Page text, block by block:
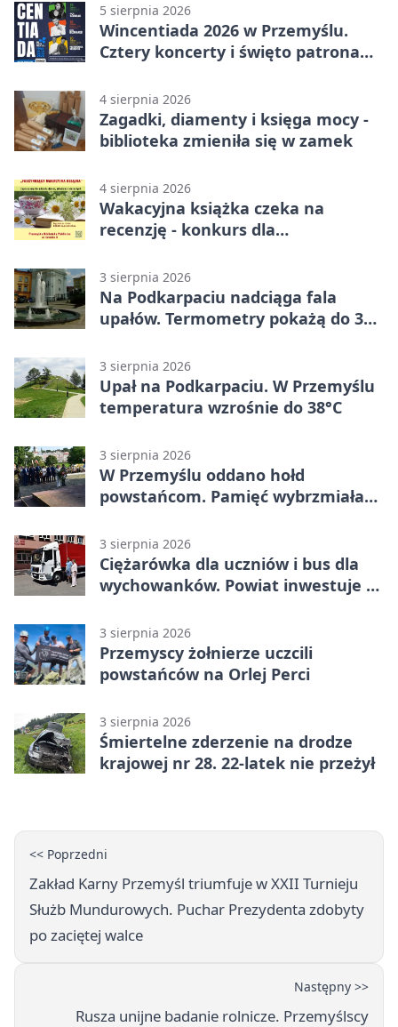
5 sierpnia 2026
Wincentiada 2026 w Przemyślu.
Cztery koncerty i święto patrona
4 sierpnia 2026
Zagadki, diamenty i księga mocy -
biblioteka zmieniła się w zamek
4 sierpnia 2026
Wakacyjna książka czeka na
recenzję - konkurs dla
3 sierpnia 2026
Na Podkarpaciu nadciąga fala
upałów. Termometry pokażą do 36
3 sierpnia 2026
Upał na Podkarpaciu. W Przemyślu
temperatura wzrośnie do 38°C
3 sierpnia 2026
W Przemyślu oddano hołd
powstańcom. Pamięć wybrzmiała
3 sierpnia 2026
Ciężarówka dla uczniów i bus dla
wychowanków. Powiat inwestuje w
3 sierpnia 2026
Przemyscy żołnierze uczcili
powstańców na Orlej Perci
3 sierpnia 2026
Śmiertelne zderzenie na drodze
krajowej nr 28. 22-latek nie przeżył
<< Poprzedni
Zakład Karny Przemyśl triumfuje w XXII Turnieju
Służb Mundurowych. Puchar Prezydenta zdobyty
po zaciętej walce
Następny >>
Rusza unijne badanie rolnicze. Przemyślscy